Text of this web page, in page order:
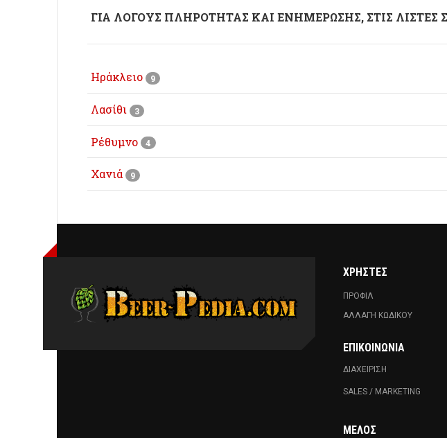
ΓΙΑ ΛΟΓΟΥΣ ΠΛΗΡΟΤΗΤΑΣ ΚΑΙ ΕΝΗΜΕΡΩΣΗΣ, ΣΤΙΣ
Ηράκλειο 9
Λασίθι 3
Ρέθυμνο 4
Χανιά 9
ΧΡΗΣΤΕΣ
ΠΡΟΦΙΛ
ΑΛΛΑΓΗ ΚΩΔΙΚΟΥ
ΕΠΙΚΟΙΝΩΝΊΑ
ΔΙΑΧΕΙΡΙΣΗ
SALES / MARKETING
ΜΈΛΟΣ